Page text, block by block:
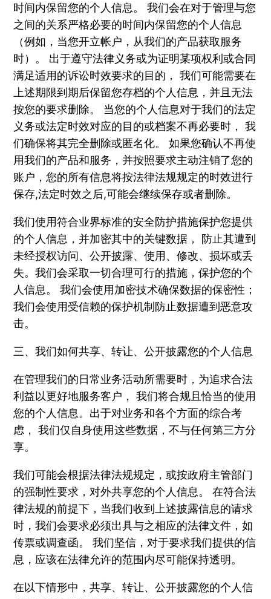
时间内保留您的个人信息。 我们会在对于管理与您
之间的关系严格必要的时间内保留您的个人信息
（例如，当您开立帐户，从我们的产品获取服务
时）。 出于遵守法律义务或为证明某项权利或合同
满足适用的诉讼时效要求的目的， 我们可能需要在
上述期限到期后保留您存档的个人信息，并且无法
按您的要求删除。 当您的个人信息对于我们的法定
义务或法定时效对应的目的或档案不再必要时， 我
们确保将其完全删除或匿名化。 如果您确认不再使
用我们的产品和服务，并按照要求主动注销了您的
账户，您的所有信息将按法律法规规定的时效进行
保存,法定时效之后,可能会继续保存或者删除。
我们使用符合业界标准的安全防护措施保护您提供
的个人信息，并加密其中的关键数据， 防止其遭到
未经授权访问、公开披露、使用、修改、损坏或丢
失。我们会采取一切合理可行的措施，保护您的个
人信息。 我们会使用加密技术确保数据的保密性；
我们会使用受信赖的保护机制防止数据遭到恶意攻
击。
三、我们如何共享、转让、公开披露您的个人信息
在管理我们的日常业务活动所需要时，为追求合法
利益以更好地服务客户， 我们将合规且恰当的使用
您的个人信息。出于对业务和各个方面的综合考
虑， 我们仅自身使用这些数据，不与任何第三方分
享。
我们可能会根据法律法规规定，或按政府主管部门
的强制性要求，对外共享您的个人信息。 在符合法
律法规的前提下，当我们收到上述披露信息的请求
时，我们会要求必须出具与之相应的法律文件，如
传票或调查函。 我们坚信，对于要求我们提供的信
息，应该在法律允许的范围内尽可能保持透明。
在以下情形中，共享、转让、公开披露您的个人信